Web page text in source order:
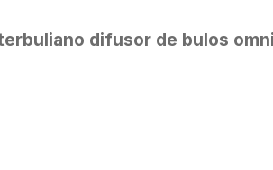
difusor de bulos